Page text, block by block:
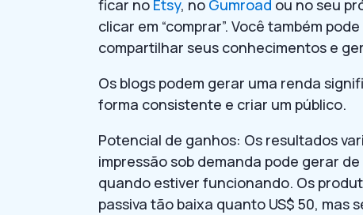
ficar no Etsy, no Gumroad ou no seu
clicar em “comprar”. Você também
compartilhar seus conhecimentos e
Os blogs podem gerar uma renda
forma consistente e criar um público.
Potencial de ganhos: Os resultados
impressão sob demanda pode gerar
quando estiver funcionando. Os
passiva tão baixa quanto US$ 50, mas